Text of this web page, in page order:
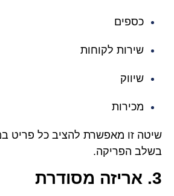
כספים
שירות לקוחות
שיווק
מכירות
שיטה זו מאפשרת להציב כל פריט
בשלב הפריקה.
3. אריזה מסודרת